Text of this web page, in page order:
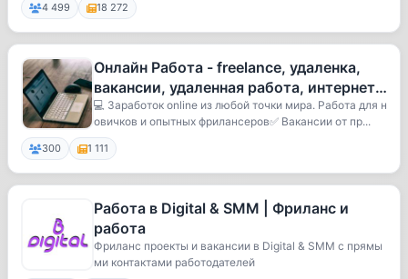
4 499 18 272
Онлайн Работа - freelance, удаленка,
вакансии, удаленная работа, интернет
заработок online, поиск пе
💻 Заработок online из любой точки мира. Работа для н
овичков и опытных фрилансеров✅ Вакансии от пр...
300 1 111
Работа в Digital & SMM | Фриланс и
работа
Фриланс проекты и вакансии в Digital & SMM с прямы
ми контактами работодателей